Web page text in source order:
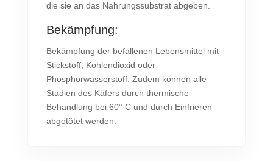
die sie an das Nahrungssubstrat abgeben.
Bekämpfung:
Bekämpfung der befallenen Lebensmittel mit
Stickstoff, Kohlendioxid oder
Phosphorwasserstoff. Zudem können alle
Stadien des Käfers durch thermische
Behandlung bei 60° C und durch Einfrieren
abgetötet werden.